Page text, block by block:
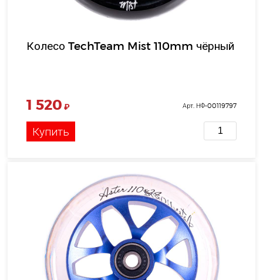
Колесо TechTeam Mist 110mm чёрный
1 520 ₽ Арт. НФ-00119797
Купить